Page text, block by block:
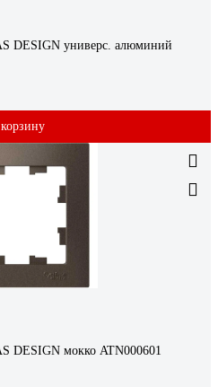
DESIGN универс. алюминий
DESIGN мокко ATN000601